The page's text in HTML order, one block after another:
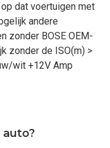
dat voertuigen met
andere
zonder BOSE OEM-
zonder de ISO(m) >
wit +12V Amp